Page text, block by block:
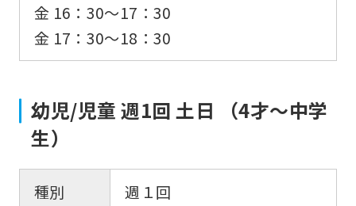
金 16：30〜17：30
金 17：30〜18：30
幼児/児童 週1回 土日 （4才〜中学
生）
種別
週１回